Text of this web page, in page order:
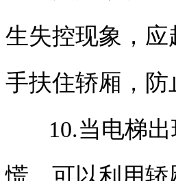
生失控现象，
手扶住轿厢，
10.当电梯
慌，可以利用